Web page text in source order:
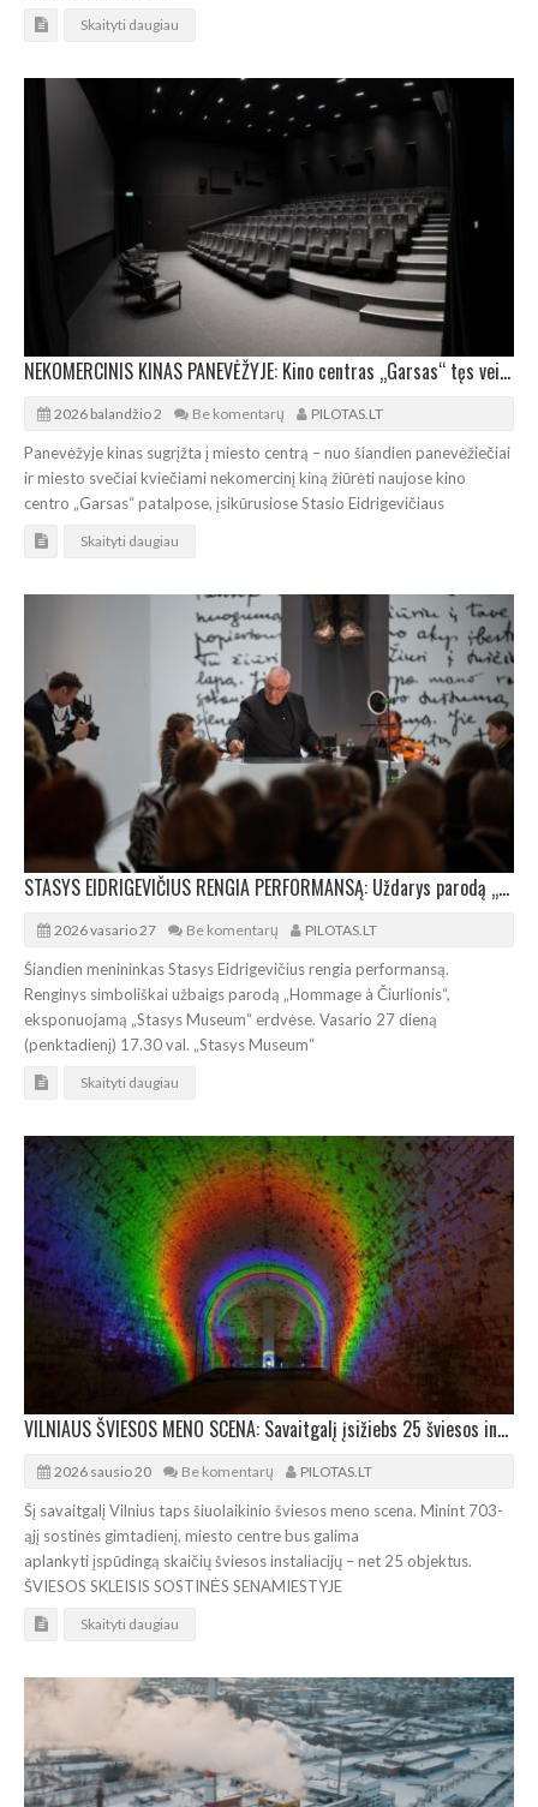
Skaityti daugiau
NEKOMERCINIS KINAS PANEVĖŽYJE: Kino centras „Garsas“ tęs veiklą „Stasys Museum“ komplekse
2026 balandžio 2 Be komentarų PILOTAS.LT
Panevėžyje kinas sugrįžta į miesto centrą – nuo šiandien panevėžiečiai
ir miesto svečiai kviečiami nekomercinį kiną žiūrėti naujose kino
centro „Garsas“ patalpose, įsikūrusiose Stasio Eidrigevičiaus
Skaityti daugiau
STASYS EIDRIGEVIČIUS RENGIA PERFORMANSĄ: Uždarys parodą „Hommage à Čiurlionis“
2026 vasario 27 Be komentarų PILOTAS.LT
Šiandien menininkas Stasys Eidrigevičius rengia performansą.
Renginys simboliškai užbaigs parodą „Hommage à Čiurlionis“,
eksponuojamą „Stasys Museum“ erdvėse. Vasario 27 dieną
(penktadienį) 17.30 val. „Stasys Museum“
Skaityti daugiau
VILNIAUS ŠVIESOS MENO SCENA: Savaitgalį įsižiebs 25 šviesos instaliacijos
2026 sausio 20 Be komentarų PILOTAS.LT
Šį savaitgalį Vilnius taps šiuolaikinio šviesos meno scena. Minint 703-
ąjį sostinės gimtadienį, miesto centre bus galima
aplankyti įspūdingą skaičių šviesos instaliacijų – net 25 objektus.
ŠVIESOS SKLEISIS SOSTINĖS SENAMIESTYJE
Skaityti daugiau